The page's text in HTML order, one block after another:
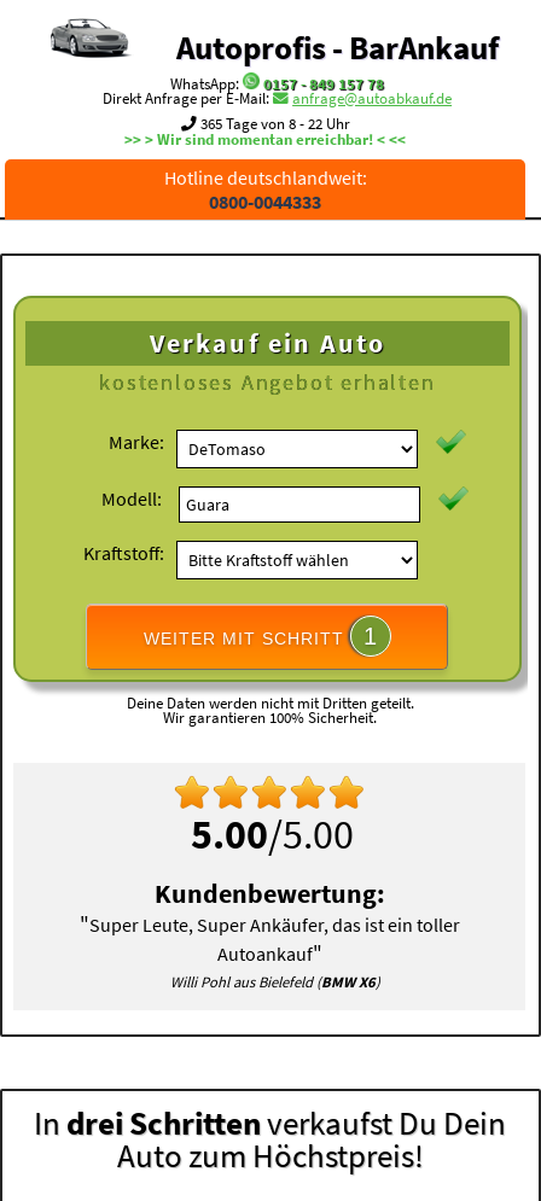
Autoprofis - BarAnkauf
WhatsApp:
0157 - 849 157 78
Direkt Anfrage per E-Mail:
anfrage@autoabkauf.de
365 Tage von 8 - 22 Uhr
>> > Wir sind momentan erreichbar! < <<
Hotline deutschlandweit:
0800-0044333
Verkauf ein Auto
kostenloses Angebot erhalten
Marke:
Modell:
Kraftstoff:
WEITER MIT SCHRITT 1
Deine Daten werden nicht mit Dritten geteilt.
Wir garantieren 100% Sicherheit.
5.00/5.00
Kundenbewertung:
"Super Leute, Super Ankäufer, das ist ein toller
Autoankauf"
Willi Pohl aus Bielefeld (BMW X6)
In drei Schrittenverkaufst Du Dein
Auto zum Höchstpreis!